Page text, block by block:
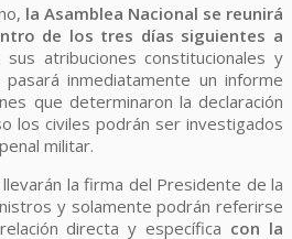
la Asamblea Nacional se reunirá
de los tres días siguientes a
atribuciones constitucionales y
inmediatamente un informe
que determinaron la declaración
los civiles podrán ser investigados
militar.
la firma del Presidente de la
y solamente podrán referirse
directa y específica con la